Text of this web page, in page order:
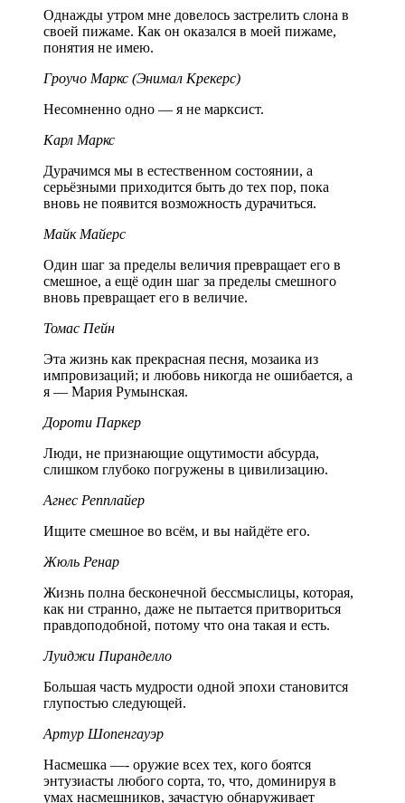
Однажды утром мне довелось застрелить слона в
своей пижаме. Как он оказался в моей пижаме,
понятия не имею.
Гроучо Маркс (Энимал Крекерс)
Несомненно одно — я не марксист.
Карл Маркс
Дурачимся мы в естественном состоянии, а
серьёзными приходится быть до тех пор, пока
вновь не появится возможность дурачиться.
Майк Майерс
Один шаг за пределы величия превращает его в
смешное, а ещё один шаг за пределы смешного
вновь превращает его в величие.
Томас Пейн
Эта жизнь как прекрасная песня, мозаика из
импровизаций; и любовь никогда не ошибается, а
я — Мария Румынская.
Дороти Паркер
Люди, не признающие ощутимости абсурда,
слишком глубоко погружены в цивилизацию.
Агнес Репплайер
Ищите смешное во всём, и вы найдёте его.
Жюль Ренар
Жизнь полна бесконечной бессмыслицы, которая,
как ни странно, даже не пытается притвориться
правдоподобной, потому что она такая и есть.
Луиджи Пиранделло
Большая часть мудрости одной эпохи становится
глупостью следующей.
Артур Шопенгауэр
Насмешка —- оружие всех тех, кого боятся
энтузиасты любого сорта, то, что, доминируя в
умах насмешников, зачастую обнаруживает